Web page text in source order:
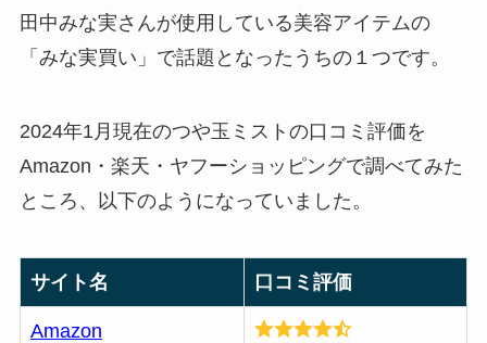
田中みな実さんが使用している美容アイテムの
「みな実買い」で話題となったうちの１つです。
2024年1月現在のつや玉ミストの口コミ評価を
Amazon・楽天・ヤフーショッピングで調べてみた
ところ、以下のようになっていました。
サイト名 口コミ評価
Amazon